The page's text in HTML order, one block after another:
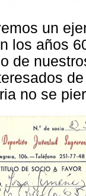
un
los años
de
no se